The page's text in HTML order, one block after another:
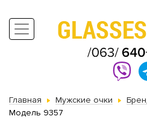
Главная Мужские очки
Модель 9357